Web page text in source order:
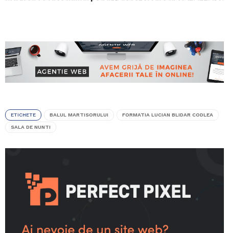
ETICHETE BALUL MARTISORULUI FORMATIA LUCIAN BLIDAR CODLEA
SALA DE NUNTI